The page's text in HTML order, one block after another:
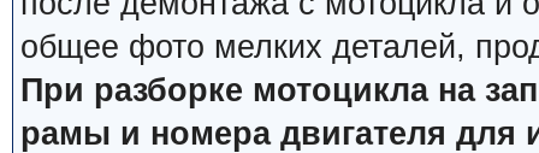
общее фото мелких деталей,
При разборке мотоцикла на
рамы и номера двигателя для